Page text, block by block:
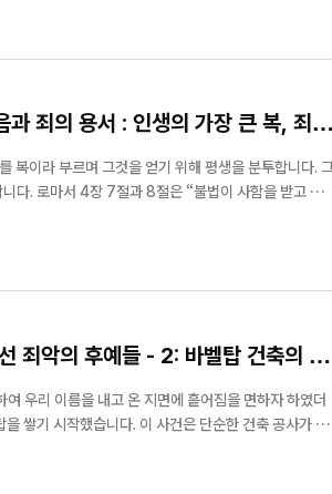
죄의 용서 : 인생의 가장 큰 복, 죄
다. 로마서 4장 7절과 8절은 “불법이 사함을 받고 죄
죄악의 후예들 - 2: 바벨탑 건축의 후
우리 이름을 내고 온 지면에 흩어짐을 면하자 하였더